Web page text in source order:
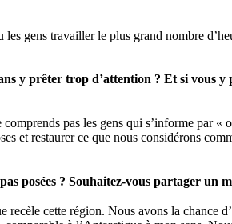
gens travailler le plus grand nombre
y prêter trop d’attention ? Et si vous
pas les gens qui s’informe par
et restaurer ce que nous considérons
posées ? Souhaitez-vous partager un
cette région. Nous avons la chance